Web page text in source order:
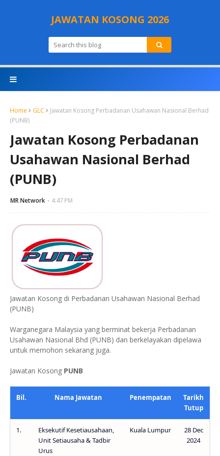
JAWATAN KOSONG 2026
Home GLC
Jawatan Kosong Perbadanan Usahawan Nasional Berhad
(PUNB)
Jawatan Kosong Perbadanan
Usahawan Nasional Berhad
(PUNB)
MR Network 4:47 PM
Jawatan Kosong di Perbadanan Usahawan Nasional Berhad
(PUNB)
Warganegara Malaysia yang berminat bekerja Perbadanan
Usahawan Nasional Bhd (PUNB) dan berkelayakan dipelawa
untuk memohon sekarang juga.
Jawatan Kosong PUNB
Bil. Nama Jawatan Penempatan
Tarikh
Tutup
1.
Eksekutif Kesetiausahaan,
Unit Setiausaha & Tadbir
Urus
Kuala Lumpur
28 Dec
2024